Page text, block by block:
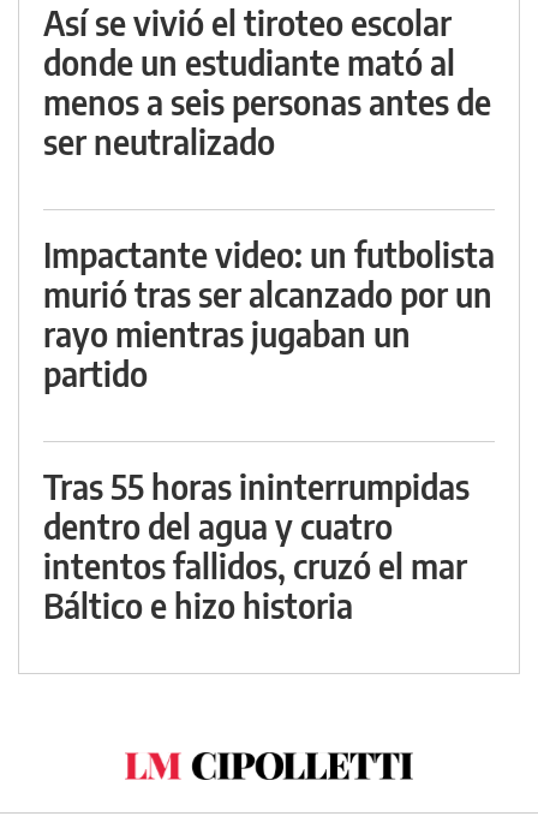
Así se vivió el tiroteo escolar
donde un estudiante mató al
menos a seis personas antes de
ser neutralizado
Impactante video: un futbolista
murió tras ser alcanzado por un
rayo mientras jugaban un
partido
Tras 55 horas ininterrumpidas
dentro del agua y cuatro
intentos fallidos, cruzó el mar
Báltico e hizo historia